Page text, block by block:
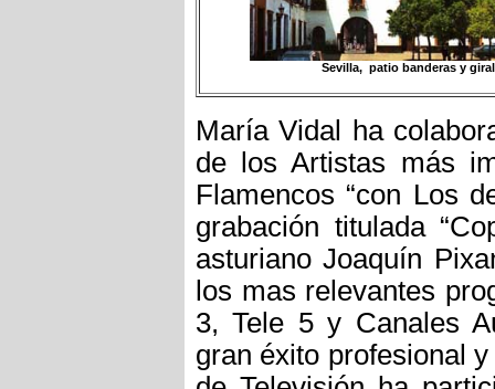
Sevilla, patio banderas y
María Vidal ha
de los Artistas más
Flamencos “con Los
grabación titulada
asturiano Joaquín
los mas relevantes
3, Tele 5 y Canales
gran éxito profesional